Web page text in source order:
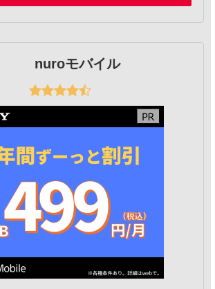
nuroモバイル